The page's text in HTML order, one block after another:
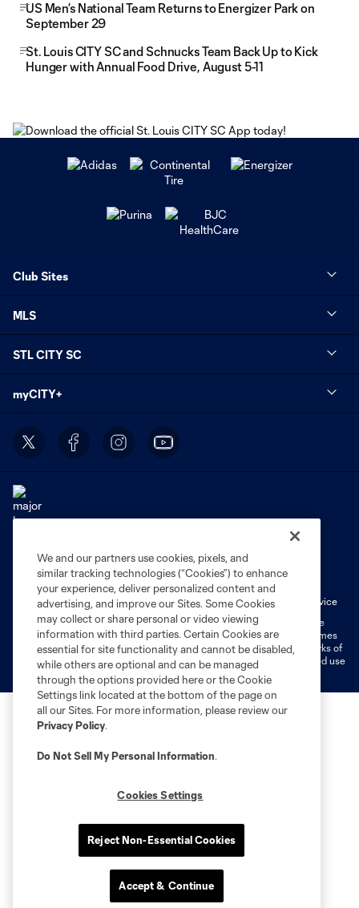
US Men’s National Team Returns to Energizer Park on
September 29
St. Louis CITY SC and Schnucks Team Back Up to Kick
Hunger with Annual Food Drive, August 5-11
Club Sites
MLS
STL CITY SC
myCITY+
Terms of Service
Privacy Policy
Do Not Sell or Share My Personal Information
Cookies Settings
Fan Code of Conduct
Liability Waiver
CITY Moments Terms of Service
©2026 MLS. The Major League Soccer and MLS name and shield are
registered trademarks of Major League Soccer, L.L.C. (“MLS”). The names
and logos of MLS teams are registered and/or common law trademarks of
MLS or are used with the permission of their owners. Any unauthorized use
is forbidden.
We and our partners use cookies, pixels, and
similar tracking technologies (“Cookies”) to enhance
your experience, deliver personalized content and
advertising, and improve our Sites. Some Cookies
may collect or share personal or video viewing
information with third parties. Certain Cookies are
essential for site functionality and cannot be disabled,
while others are optional and can be managed
through the options provided here or the Cookie
Settings link located at the bottom of the page on
all our Sites. For more information, please review our
Privacy Policy.
Do Not Sell My Personal Information.
Cookies Settings
Reject Non-Essential Cookies
Accept & Continue